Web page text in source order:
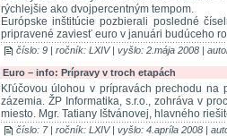
rýchlejšie ako dvojpercentným tempom.
Európske inštitúcie pozbierali posledné
pripravené zaviesť euro v januári budúceho
číslo: 9 | ročník: LXIV | vyšlo: 2.mája 2008 |
Euro – info: Prípravy v troch etapách
Kľúčovou úlohou v prípravách prechodu na
zázemia. ŽP Informatika, s.r.o., zohráva v
miesto. Mgr. Tatiany Ištvánovej, hlavného
číslo: 7 | ročník: LXIV | vyšlo: 4.apríla 2008 |